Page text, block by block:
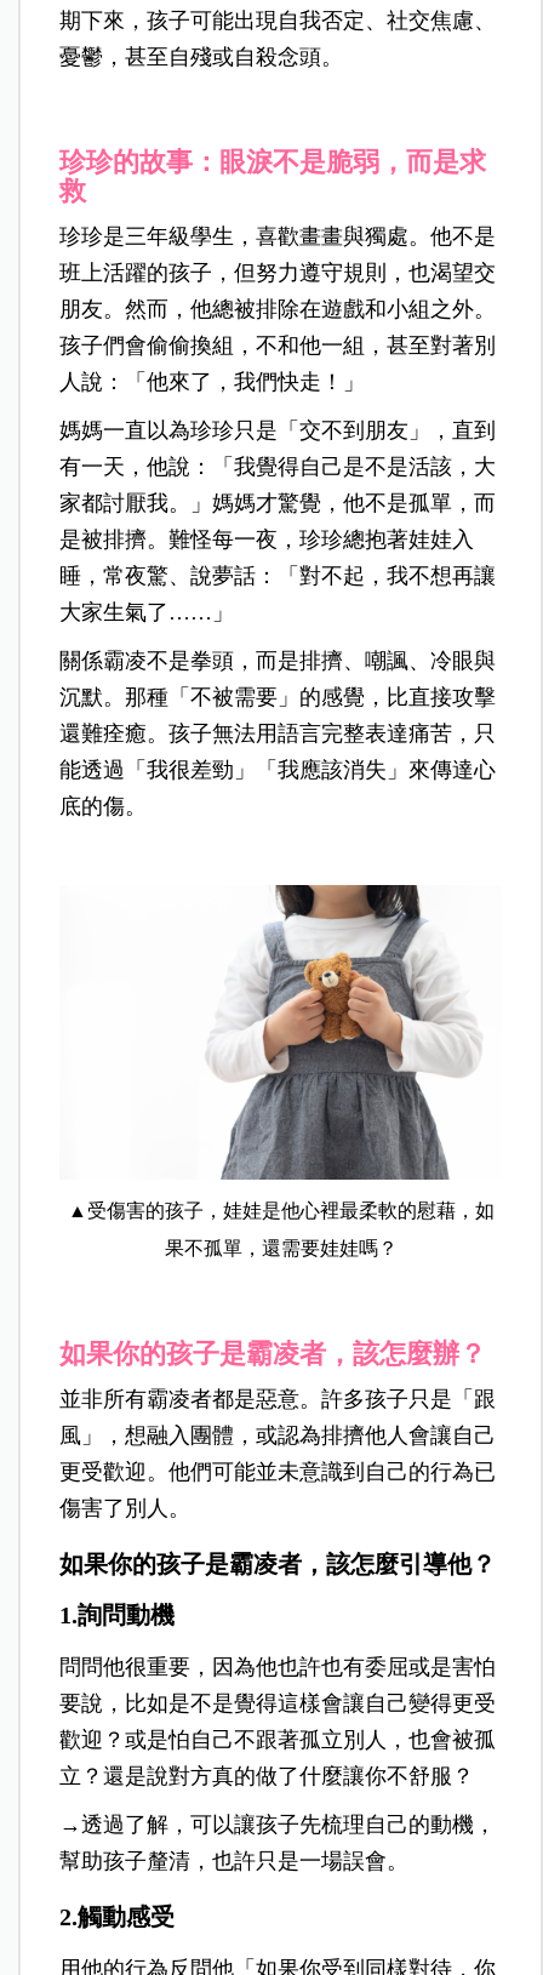
期下來，孩子可能出現自我否定、社交焦慮、
憂鬱，甚至自殘或自殺念頭。
珍珍的故事：眼淚不是脆弱，而是求
救
珍珍是三年級學生，喜歡畫畫與獨處。他不是
班上活躍的孩子，但努力遵守規則，也渴望交
朋友。然而，他總被排除在遊戲和小組之外。
孩子們會偷偷換組，不和他一組，甚至對著別
人說：「他來了，我們快走！」
媽媽一直以為珍珍只是「交不到朋友」，直到
有一天，他說：「我覺得自己是不是活該，大
家都討厭我。」媽媽才驚覺，他不是孤單，而
是被排擠。難怪每一夜，珍珍總抱著娃娃入
睡，常夜驚、說夢話：「對不起，我不想再讓
大家生氣了……」
關係霸凌不是拳頭，而是排擠、嘲諷、冷眼與
沉默。那種「不被需要」的感覺，比直接攻擊
還難痊癒。孩子無法用語言完整表達痛苦，只
能透過「我很差勁」「我應該消失」來傳達心
底的傷。
▲受傷害的孩子，娃娃是他心裡最柔軟的慰藉，如
果不孤單，還需要娃娃嗎？
如果你的孩子是霸凌者，該怎麼辦？
並非所有霸凌者都是惡意。許多孩子只是「跟
風」，想融入團體，或認為排擠他人會讓自己
更受歡迎。他們可能並未意識到自己的行為已
傷害了別人。
如果你的孩子是霸凌者，該怎麼引導他？
1.詢問動機
問問他很重要，因為他也許也有委屈或是害怕
要說，比如是不是覺得這樣會讓自己變得更受
歡迎？或是怕自己不跟著孤立別人，也會被孤
立？還是說對方真的做了什麼讓你不舒服？
→透過了解，可以讓孩子先梳理自己的動機，
幫助孩子釐清，也許只是一場誤會。
2.觸動感受
用他的行為反問他「如果你受到同樣對待，你